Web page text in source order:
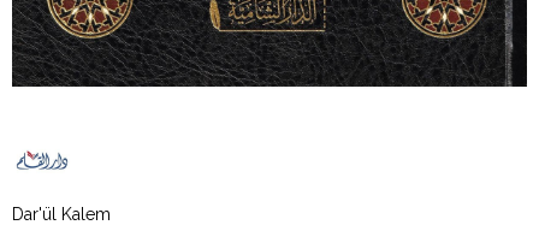
Dar'ül Kalem